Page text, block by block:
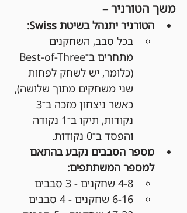
משך הטורניר –
הטורניר יתנהל בשיטת Swiss:
בכל סבב, השחקנים
(כלומר, יש לשחק לפחות
שני משחקים מתוך שלושה),
נקודות, תיקו ב־1 נקודה
והפסד ב־0 נקודות.
מספר הסבבים נקבע בהתאם
למספר המשתתפים:
4-8 שחקנים - 3 סבבים
6-16 שחקנים - 4 סבבים